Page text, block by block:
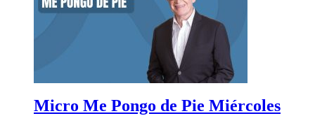
Micro Me Pongo de Pie Miércoles